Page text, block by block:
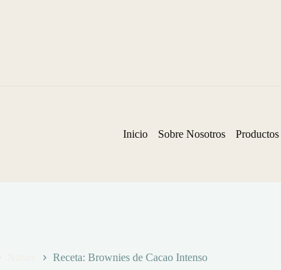
Inicio Sobre Nosotros Productos
Receta: Brownies de Cacao Intenso